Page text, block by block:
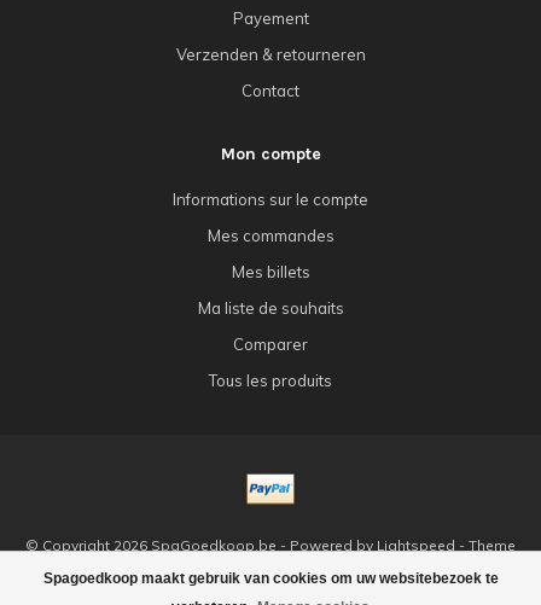
Spagoedkoop maakt gebruik van cookies om uw websitebezoek te
Payement
Verzenden & retourneren
Contact
Mon compte
Informations sur le compte
Mes commandes
Mes billets
Ma liste de souhaits
Comparer
Tous les produits
© Copyright 2026 SpaGoedkoop.be - Powered by Lightspeed - Theme
byDyvelopment